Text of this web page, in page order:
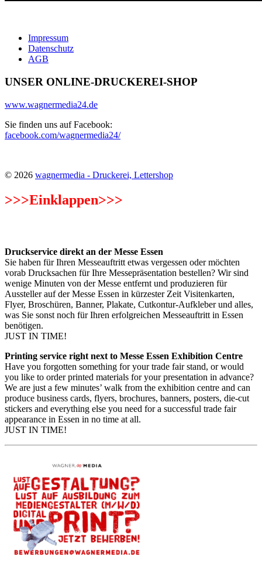
Impressum
Datenschutz
AGB
UNSER ONLINE-DRUCKEREI-SHOP
www.wagnermedia24.de
Sie finden uns auf Facebook:
facebook.com/wagnermedia24/
© 2026 wagnermedia - Druckerei, Lettershop
>>>Einklappen>>>
Druckservice direkt an der Messe Essen
Sie haben für Ihren Messeauftritt etwas vergessen oder möchten
vorab Drucksachen für Ihre Messepräsentation bestellen? Wir sind
wenige Minuten von der Messe entfernt und produzieren für
Aussteller auf der Messe Essen in kürzester Zeit Visitenkarten,
Flyer, Broschüren, Banner, Plakate, Cutkontur-Aufkleber und alles,
was Sie sonst noch für Ihren erfolgreichen Messeauftritt in Essen
benötigen.
JUST IN TIME!
Printing service right next to Messe Essen Exhibition Centre
Have you forgotten something for your trade fair stand, or would
you like to order printed materials for your presentation in advance?
We are just a few minutes’ walk from the exhibition centre and can
produce business cards, flyers, brochures, banners, posters, die-cut
stickers and everything else you need for a successful trade fair
appearance in Essen in no time at all.
JUST IN TIME!